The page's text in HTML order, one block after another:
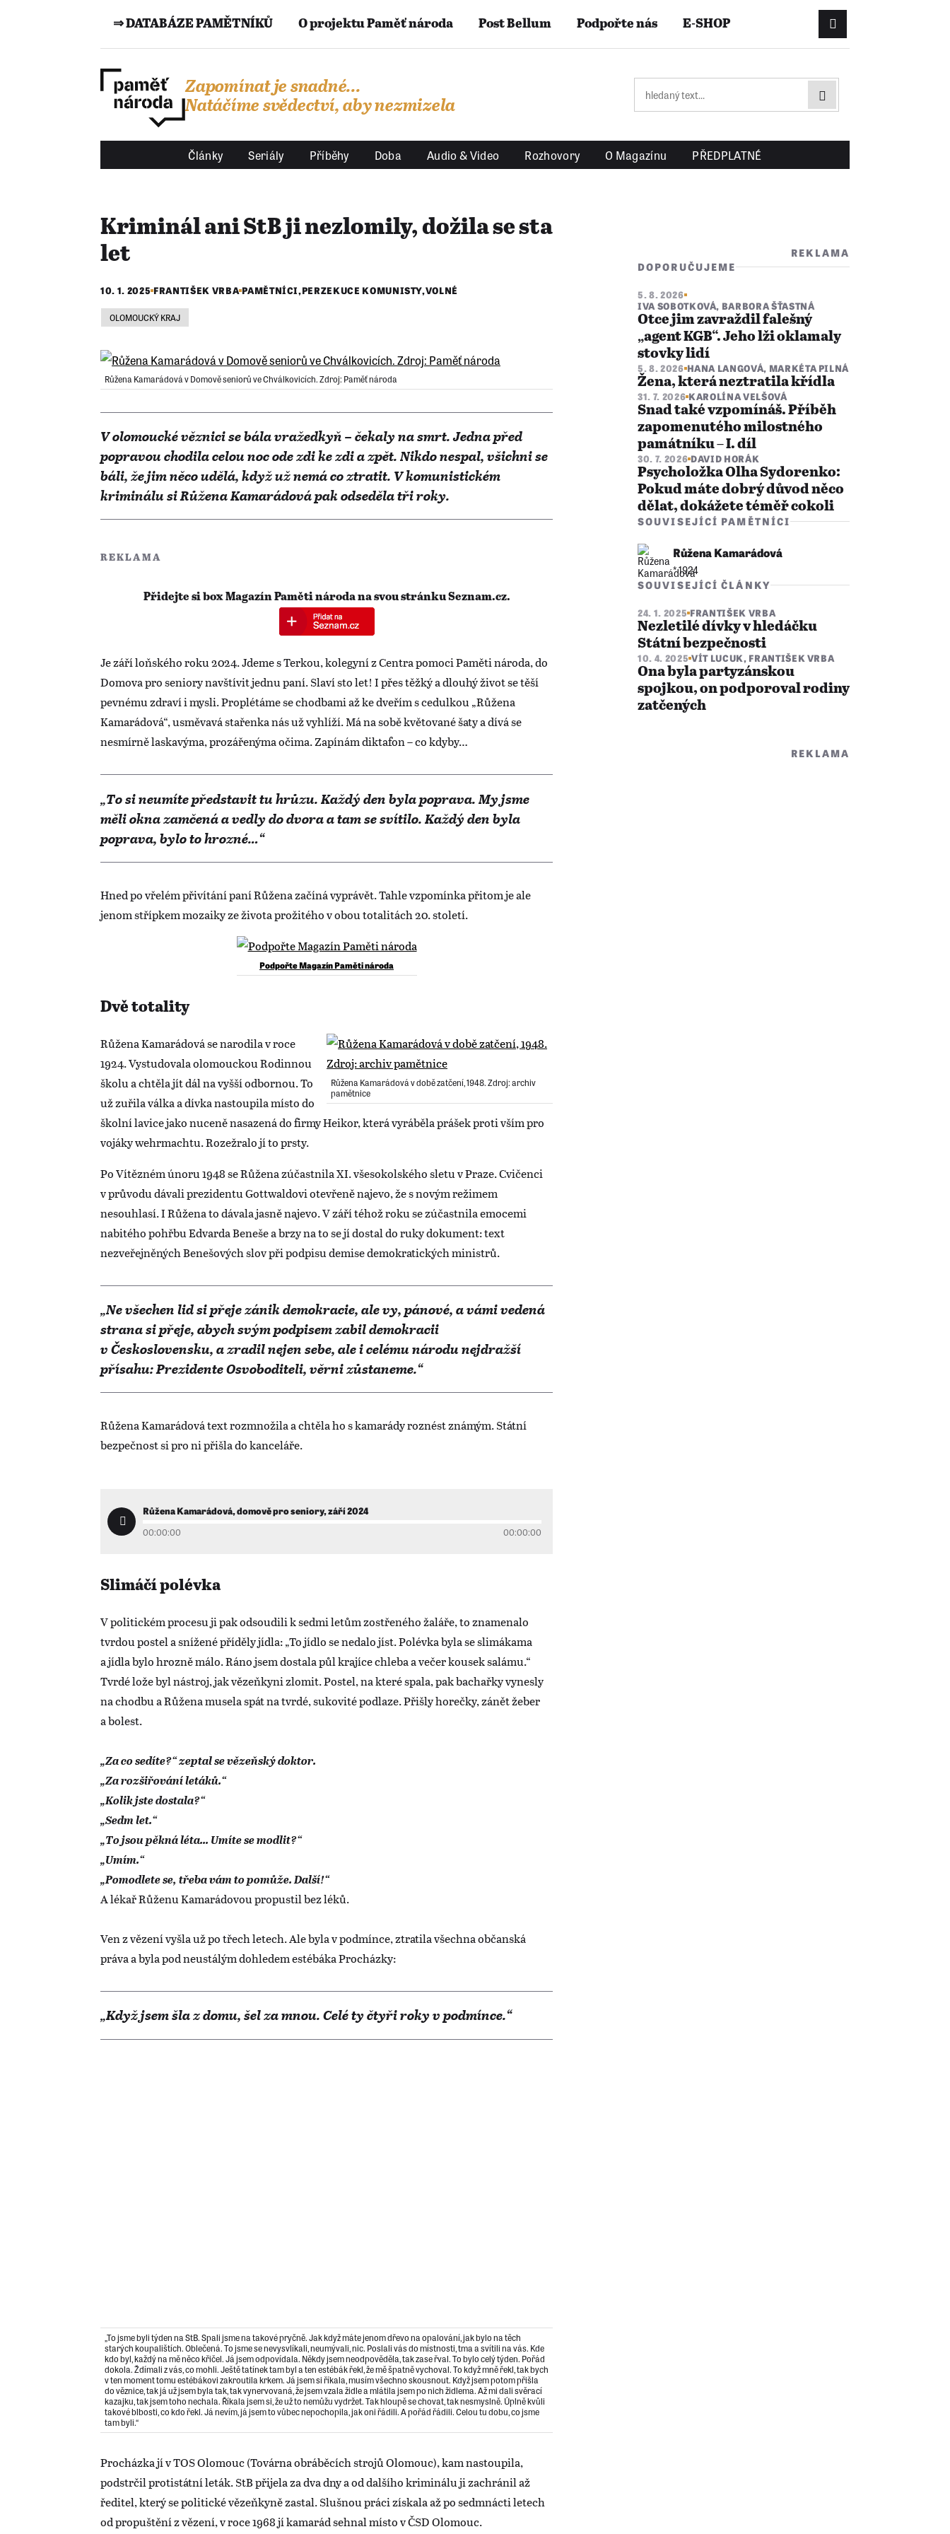
⇒ DATABÁZE PAMĚTNÍKŮ O projektu Paměť národa Post Bellum Podpořte nás E-SHOP
Přihlášení/
Zapomínat je snadné...
Natáčíme svědectví, aby nezmizela
Články Seriály Příběhy Doba Audio & Video Rozhovory O Magazínu PŘEDPLATNÉ
Kriminál ani StB ji nezlomily, dožila se sta
let
10. 1. 2025 FRANTIŠEK VRBA PAMĚTNÍCI,PERZEKUCE KOMUNISTY,VOLNÉ
OLOMOUCKÝ KRAJ
Růžena Kamarádová v Domově seniorů ve Chválkovicích. Zdroj: Paměť národa
V olomoucké věznici se bála vražedkyň – čekaly na smrt. Jedna před
popravou chodila celou noc ode zdi ke zdi a zpět. Nikdo nespal, všichni se
báli, že jim něco udělá, když už nemá co ztratit. V komunistickém
kriminálu si Růžena Kamarádová pak odseděla tři roky.
REKLAMA
Přidejte si box Magazín Paměti národa na svou stránku Seznam.cz.
Je září loňského roku 2024. Jdeme s Terkou, kolegyní z Centra pomoci Paměti národa, do
Domova pro seniory navštívit jednu paní. Slaví sto let! I přes těžký a dlouhý život se těší
pevnému zdraví i mysli. Proplétáme se chodbami až ke dveřím s cedulkou „Růžena
Kamarádová“, usměvavá stařenka nás už vyhlíží. Má na sobě květované šaty a dívá se
nesmírně laskavýma, prozářenýma očima. Zapínám diktafon – co kdyby…
„To si neumíte představit tu hrůzu. Každý den byla poprava. My jsme
měli okna zamčená a vedly do dvora a tam se svítilo. Každý den byla
poprava, bylo to hrozné…“
Hned po vřelém přivítání paní Růžena začíná vyprávět. Tahle vzpomínka přitom je ale
jenom střípkem mozaiky ze života prožitého v obou totalitách 20. století.
Podpořte Magazín Paměti národa
Dvě totality
Růžena Kamarádová v době zatčení, 1948. Zdroj: archiv
pamětnice
Růžena Kamarádová se narodila v roce
1924. Vystudovala olomouckou Rodinnou
školu a chtěla jít dál na vyšší odbornou. To
už zuřila válka a dívka nastoupila místo do
školní lavice jako nuceně nasazená do firmy Heikor, která vyráběla prášek proti vším pro
vojáky wehrmachtu. Rozežralo jí to prsty.
Po Vítězném únoru 1948 se Růžena zúčastnila XI. všesokolského sletu v Praze. Cvičenci
v průvodu dávali prezidentu Gottwaldovi otevřeně najevo, že s novým režimem
nesouhlasí. I Růžena to dávala jasně najevo. V září téhož roku se zúčastnila emocemi
nabitého pohřbu Edvarda Beneše a brzy na to se jí dostal do ruky dokument: text
nezveřejněných Benešových slov při podpisu demise demokratických ministrů.
„Ne všechen lid si přeje zánik demokracie, ale vy, pánové, a vámi vedená
strana si přeje, abych svým podpisem zabil demokracii
v Československu, a zradil nejen sebe, ale i celému národu nejdražší
přísahu: Prezidente Osvoboditeli, věrni zůstaneme.“
Růžena Kamarádová text rozmnožila a chtěla ho s kamarády roznést známým. Státní
bezpečnost si pro ni přišla do kanceláře.
Růžena Kamarádová, domově pro seniory, září 2024
00:00:00 00:00:00
Slimáčí polévka
V politickém procesu ji pak odsoudili k sedmi letům zostřeného žaláře, to znamenalo
tvrdou postel a snížené příděly jídla: „To jídlo se nedalo jíst. Polévka byla se slimákama
a jídla bylo hrozně málo. Ráno jsem dostala půl krajíce chleba a večer kousek salámu.“
Tvrdé lože byl nástroj, jak vězeňkyni zlomit. Postel, na které spala, pak bachařky vynesly
na chodbu a Růžena musela spát na tvrdé, sukovité podlaze. Přišly horečky, zánět žeber
a bolest.
„Za co sedíte?“ zeptal se vězeňský doktor.
„Za rozšiřování letáků.“
„Kolik jste dostala?“
„Sedm let.“
„To jsou pěkná léta... Umíte se modlit?“
„Umím.“
„Pomodlete se, třeba vám to pomůže. Další!“
A lékař Růženu Kamarádovou propustil bez léků.
Ven z vězení vyšla už po třech letech. Ale byla v podmínce, ztratila všechna občanská
práva a byla pod neustálým dohledem estébáka Procházky:
„Když jsem šla z domu, šel za mnou. Celé ty čtyři roky v podmínce.“
„To jsme byli týden na StB. Spali jsme na takové pryčně. Jak když máte jenom dřevo na opalování, jak bylo na těch
starých koupalištích. Oblečená. To jsme se nevysvlíkali, neumývali, nic. Poslali vás do místnosti, tma a svítili na vás. Kde
kdo byl, každý na mě něco křičel. Já jsem odpovídala. Někdy jsem neodpověděla, tak zase řval. To bylo celý týden. Pořád
dokola. Ždímali z vás, co mohli. Ještě tatínek tam byl a ten estébák řekl, že mě špatně vychoval. To když mně řekl, tak bych
v ten moment tomu estébákovi zakroutila krkem. Já jsem si říkala, musím všechno skousnout. Když jsem potom přišla
do věznice, tak já už jsem byla tak, tak vynervovaná, že jsem vzala židle a mlátila jsem po nich židlema. Až mi dali svěrací
kazajku, tak jsem toho nechala. Říkala jsem si, že už to nemůžu vydržet. Tak hloupě se chovat, tak nesmyslně. Úplně kvůli
takové blbosti, co kdo řekl. Já nevím, já jsem to vůbec nepochopila, jak oni řádili. A pořád řádili. Celou tu dobu, co jsme
tam byli.“
Procházka jí v TOS Olomouc (Továrna obráběcích strojů Olomouc), kam nastoupila,
podstrčil protistátní leták. StB přijela za dva dny a od dalšího kriminálu ji zachránil až
ředitel, který se politické vězeňkyně zastal. Slušnou práci získala až po sedmnácti letech
od propuštění z vězení, v roce 1968 jí kamarád sehnal místo v ČSD Olomouc.
REKLAMA
DOPORUČUJEME
5. 8. 2026
IVA SOBOTKOVÁ, BARBORA ŠŤASTNÁ
Otce jim zavraždil falešný
„agent KGB“. Jeho lži oklamaly
stovky lidí
5. 8. 2026 HANA LANGOVÁ, MARKÉTA PILNÁ
Žena, která neztratila křídla
31. 7. 2026 KAROLÍNA VELŠOVÁ
Snad také vzpomínáš. Příběh
zapomenutého milostného
památníku – I. díl
30. 7. 2026 DAVID HORÁK
Psycholožka Olha Sydorenko:
Pokud máte dobrý důvod něco
dělat, dokážete téměř cokoli
SOUVISEJÍCÍ PAMĚTNÍCI
Růžena Kamarádová
* 1924
SOUVISEJÍCÍ ČLÁNKY
24. 1. 2025 FRANTIŠEK VRBA
Nezletilé dívky v hledáčku
Státní bezpečnosti
10. 4. 2025 VÍT LUCUK, FRANTIŠEK VRBA
Ona byla partyzánskou
spojkou, on podporoval rodiny
zatčených
REKLAMA